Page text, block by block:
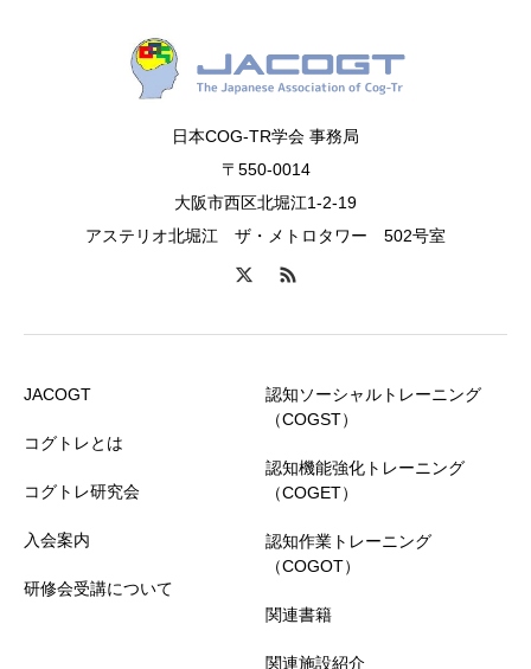
日本COG-TR学会 事務局
〒550-0014
大阪市西区北堀江1-2-19
アステリオ北堀江 ザ・メトロタワー 502号室
JACOGT
コグトレとは
コグトレ研究会
入会案内
研修会受講について
認知ソーシャルトレーニング
（COGST）
認知機能強化トレーニング
（COGET）
認知作業トレーニング
（COGOT）
関連書籍
関連施設紹介